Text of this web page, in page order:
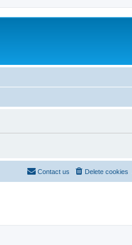
Delete cookies
Contact us